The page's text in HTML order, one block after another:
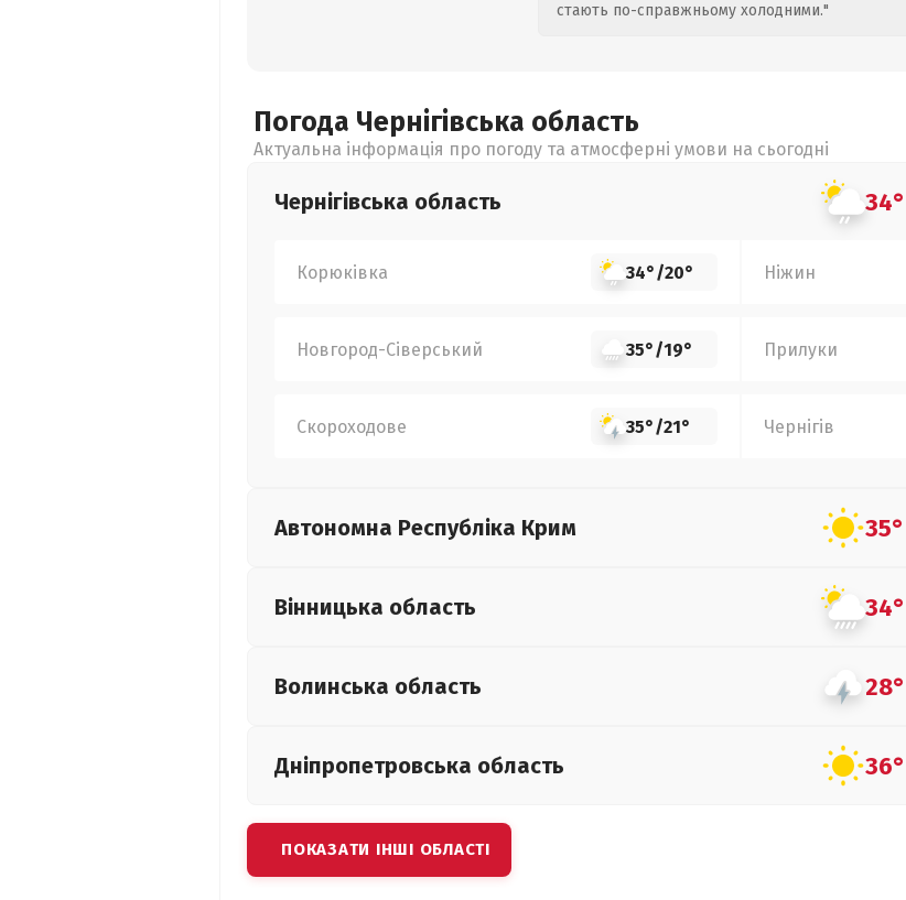
стають по-справжньому холодними."
Погода Чернігівська область
Актуальна інформація про погоду та атмосферні умови на сьогодні
Чернігівська область 34°
Корюківка 34°/20° Ніжин
Новгород-Сіверський 35°/19° Прилуки
Скороходове 35°/21° Чернігів
Автономна Республіка Крим 35°
Вінницька область 34°
Волинська область 28°
Дніпропетровська область 36°
ПОКАЗАТИ ІНШІ ОБЛАСТІ